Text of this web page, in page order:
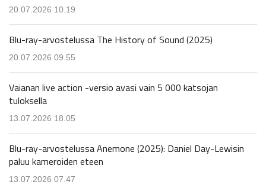
20.07.2026 10.19
Blu-ray-arvostelussa The History of Sound (2025)
20.07.2026 09.55
Vaianan live action -versio avasi vain 5 000 katsojan
tuloksella
13.07.2026 18.05
Blu-ray-arvostelussa Anemone (2025): Daniel Day-Lewisin
paluu kameroiden eteen
13.07.2026 07.47